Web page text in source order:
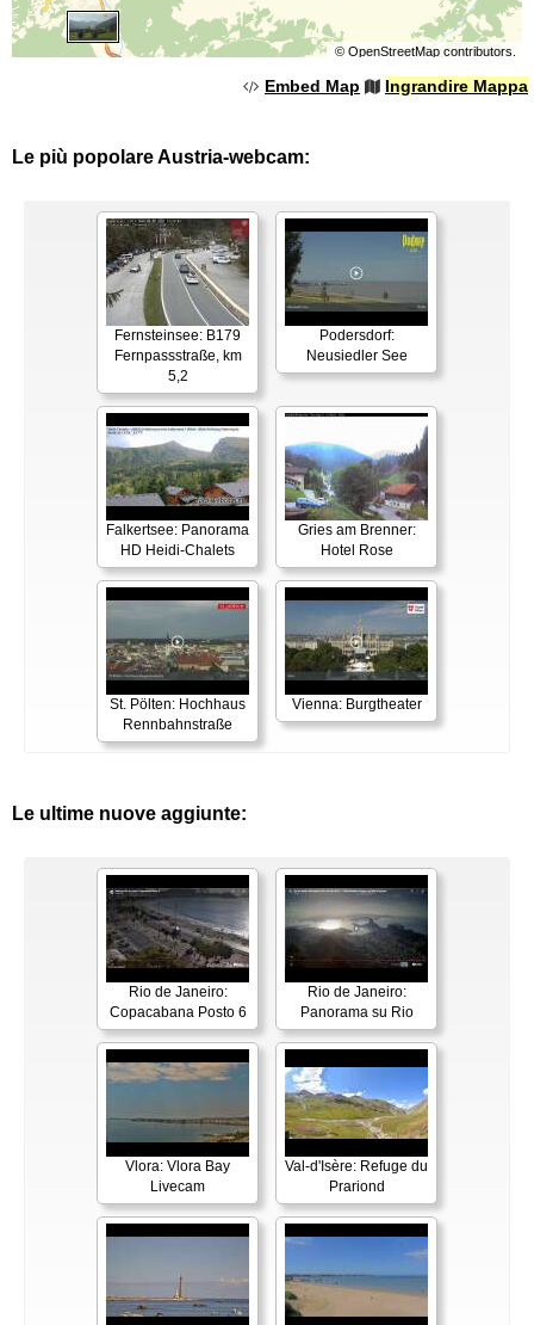
© OpenStreetMapcontributors.
Embed Map Ingrandire Mappa
Le più popolare Austria-webcam:
Fernsteinsee: B179
Fernpassstraße, km
5,2
Podersdorf:
Neusiedler See
Falkertsee: Panorama
HD Heidi-Chalets
Gries am Brenner:
Hotel Rose
St. Pölten: Hochhaus
Rennbahnstraße
Vienna: Burgtheater
Le ultime nuove aggiunte:
Rio de Janeiro:
Copacabana Posto 6
Rio de Janeiro:
Panorama su Rio
Vlora: Vlora Bay
Livecam
Val-d'Isère: Refuge du
Prariond